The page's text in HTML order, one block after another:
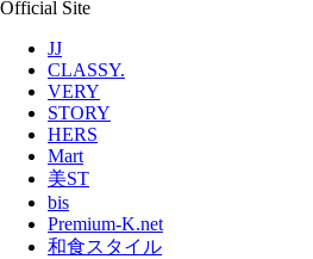
Official Site
JJ
CLASSY.
VERY
STORY
HERS
Mart
美ST
bis
Premium-K.net
和食スタイル